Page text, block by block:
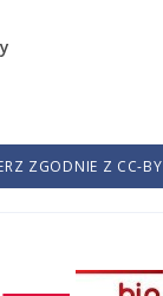
ZGODNIE Z CC-BY